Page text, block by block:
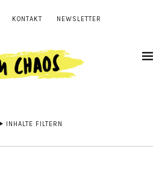
KONTAKT NEWSLETTER
INHALTE FILTERN